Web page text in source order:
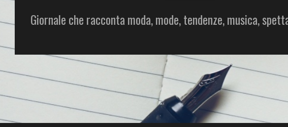
Giornale che racconta moda, mode, tendenze, musica,